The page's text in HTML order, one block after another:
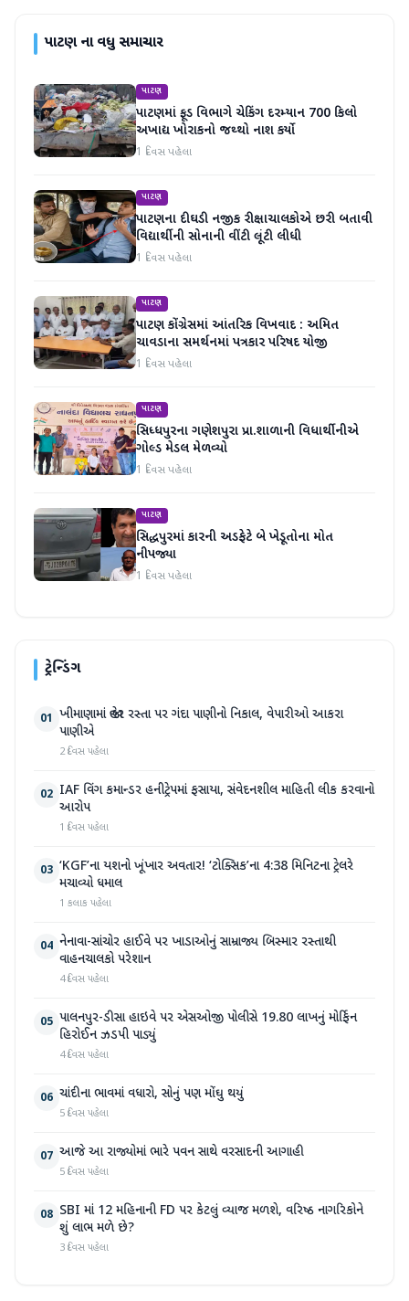
પાટણના વધુ સમાચાર
પાટણ
પાટણમાં ફૂડ વિભાગે ચેકિંગ દરમ્યાન 700 કિલો
અખાદ્ય ખોરાકનો જથ્થો નાશ કર્યો
1 દિવસ પહેલા
પાટણ
પાટણના દીઘડી નજીક રીક્ષાચાલકોએ છરી બતાવી
વિદ્યાર્થીની સોનાની વીંટી લૂંટી લીધી
1 દિવસ પહેલા
પાટણ
પાટણ કોંગ્રેસમાં આંતરિક વિખવાદ : અમિત
ચાવડાના સમર્થનમાં પત્રકાર પરિષદ યોજી
1 દિવસ પહેલા
પાટણ
સિધ્ધપુરના ગણેશપુરા પ્રા.શાળાની વિધાર્થીનીએ
ગોલ્ડ મેડલ મેળવ્યો
1 દિવસ પહેલા
પાટણ
સિદ્ધપુરમાં કારની અડફેટે બે ખેડૂતોના મોત
નીપજ્યા
1 દિવસ પહેલા
ટ્રેન્ડિંગ
01 ખીમાણામાં જાહેર રસ્તા પર ગંદા પાણીનો નિકાલ, વેપારીઓ આકરા
પાણીએ
2 દિવસ પહેલા
02 IAF વિંગ કમાન્ડર હનીટ્રેપમાં ફસાયા, સંવેદનશીલ માહિતી લીક કરવાનો
આરોપ
1 દિવસ પહેલા
03 ‘KGF’ના યશનો ખૂંખાર અવતાર! ‘ટોક્સિક’ના 4:38 મિનિટના ટ્રેલરે
મચાવ્યો ધમાલ
1 કલાક પહેલા
04 નેનાવા-સાંચોર હાઈવે પર ખાડાઓનું સામ્રાજ્ય બિસ્માર રસ્તાથી
વાહનચાલકો પરેશાન
4 દિવસ પહેલા
05 પાલનપુર-ડીસા હાઇવે પર એસઓજી પોલીસે 19.80 લાખનું મોર્ફિન
હિરોઈન ઝડપી પાડ્યું
4 દિવસ પહેલા
06 ચાંદીના ભાવમાં વધારો, સોનું પણ મોંઘુ થયું
5 દિવસ પહેલા
07 આજે આ રાજ્યોમાં ભારે પવન સાથે વરસાદની આગાહી
5 દિવસ પહેલા
08 SBI માં 12 મહિનાની FD પર કેટલું વ્યાજ મળશે, વરિષ્ઠ નાગરિકોને
શું લાભ મળે છે?
3 દિવસ પહેલા